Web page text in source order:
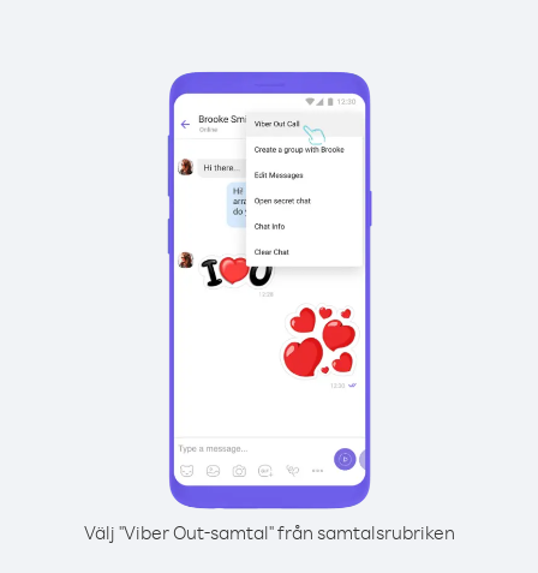
Välj "Viber Out-samtal" från samtalsrubriken